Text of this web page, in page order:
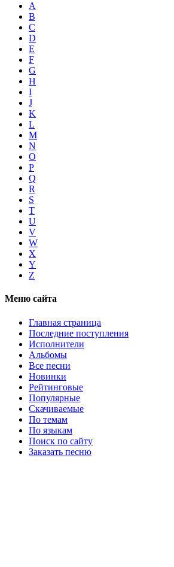
A
B
C
D
E
F
G
H
I
J
K
L
M
N
O
P
Q
R
S
T
U
V
W
X
Y
Z
Меню сайта
Главная страница
Последние поступления
Исполнители
Альбомы
Все песни
Новинки
Рейтинговые
Популярные
Скачиваемые
По темам
По языкам
Поиск по сайту
Заказать песню